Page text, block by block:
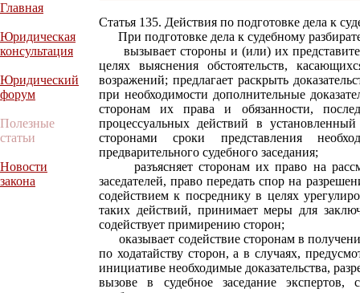
Главная
Юридическая
консультация
Юридический
форум
Полезные
статьи
Новости
закона
Статья 135. Действия по подготовке дела к
При подготовке дела к судебному
вызывает стороны и (или) их
целях выяснения обстоятельств,
возражений; предлагает раскрыть
при необходимости дополнительные
сторонам их права и обязанности,
процессуальных действий в
сторонами сроки представления
предварительного судебного заседания;
разъясняет сторонам их право на
заседателей, право передать спор на
содействием к посреднику в целях
таких действий, принимает меры для
содействует примирению сторон;
оказывает содействие сторонам в
по ходатайству сторон, а в случаях,
инициативе необходимые доказательства,
вызове в судебное заседание экспертов,